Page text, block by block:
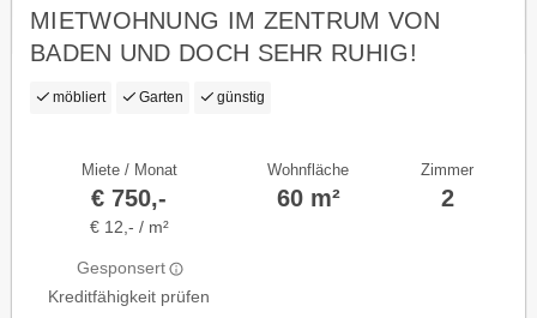
MIETWOHNUNG IM ZENTRUM VON
BADEN UND DOCH SEHR RUHIG!
möbliert Garten günstig
Miete / Monat
€ 750,-
€ 12,- / m²
Gesponsert
Kreditfähigkeit prüfen
Wohnfläche
60 m²
Zimmer
2